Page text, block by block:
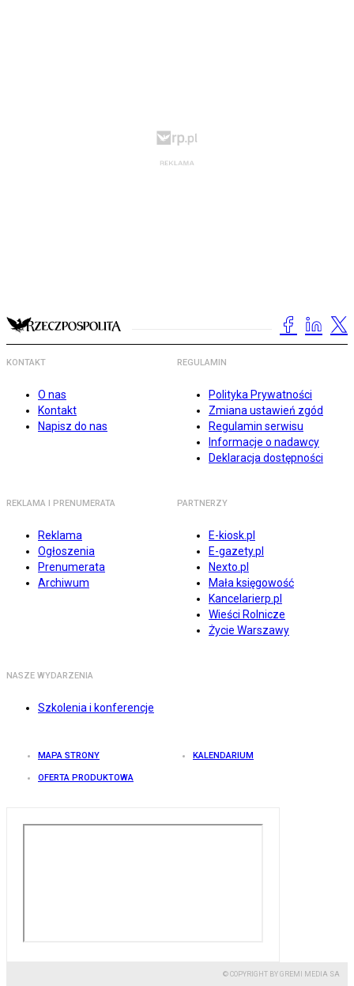
KONTAKT
O nas
Kontakt
Napisz do nas
REGULAMIN
Polityka Prywatności
Zmiana ustawień zgód
Regulamin serwisu
Informacje o nadawcy
Deklaracja dostępności
REKLAMA I PRENUMERATA
Reklama
Ogłoszenia
Prenumerata
Archiwum
PARTNERZY
E-kiosk.pl
E-gazety.pl
Nexto.pl
Mała księgowość
Kancelarierp.pl
Wieści Rolnicze
Życie Warszawy
NASZE WYDARZENIA
Szkolenia i konferencje
MAPA STRONY KALENDARIUM
OFERTA PRODUKTOWA
© COPYRIGHT BY GREMI MEDIA SA